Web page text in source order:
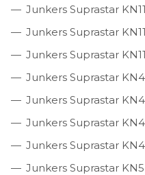
Junkers Suprastar
Junkers Suprastar
Junkers Suprastar
Junkers Suprastar
Junkers Suprastar
Junkers Suprastar
Junkers Suprastar
Junkers Suprastar